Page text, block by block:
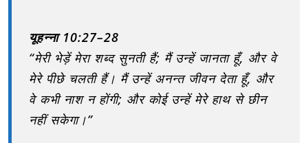
यूहन्ना 10:27–28
“मेरी भेड़ें मेरा शब्द सुनती हैं; मैं उन्हें जानता हूँ, और वे
मेरे पीछे चलती हैं। मैं उन्हें अनन्त जीवन देता हूँ, और
वे कभी नाश न होंगी; और कोई उन्हें मेरे हाथ से छीन
नहीं सकेगा।”